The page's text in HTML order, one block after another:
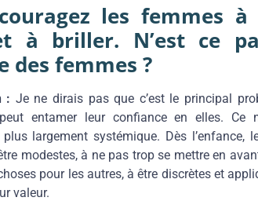
les femmes
à briller. N’est ce
des femmes ?
: Je ne dirais pas que c’est le principal
entamer leur confiance en elles. Ce
largement systémique. Dès l’enfance,
modestes, à ne pas trop se mettre en
pour les autres, à être discrètes et
valeur.